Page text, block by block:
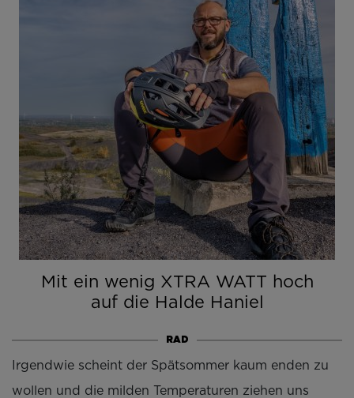
Mit ein wenig XTRA WATT hoch
auf die Halde Haniel
RAD
Irgendwie scheint der Spätsommer kaum enden zu
wollen und die milden Temperaturen ziehen uns